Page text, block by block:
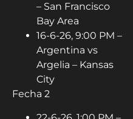
– San Francisco
Bay Area
16-6-26, 9:00 PM –
Argentina vs
Argelia – Kansas
City
Fecha 2